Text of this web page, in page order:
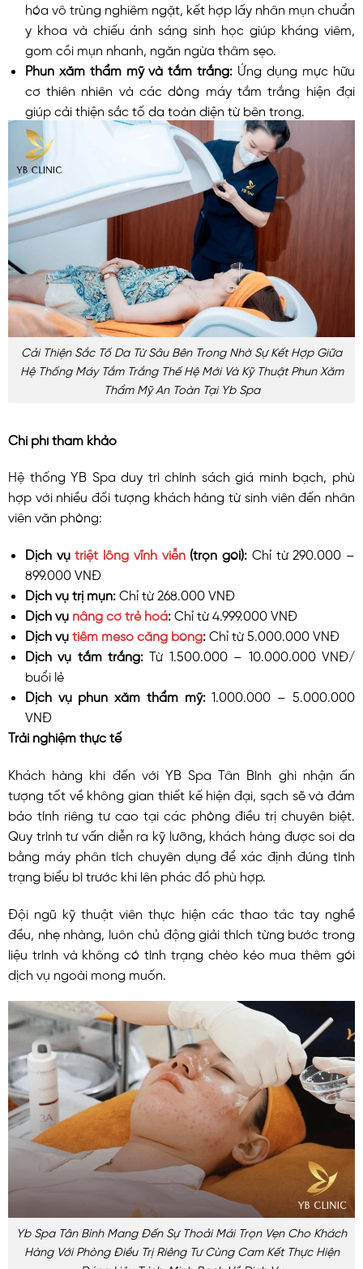
hóa vô trùng nghiêm ngặt, kết hợp lấy nhân mụn chuẩn
y khoa và chiếu ánh sáng sinh học giúp kháng viêm,
gom cồi mụn nhanh, ngăn ngừa thâm sẹo.
Phun xăm thẩm mỹ và tắm trắng: Ứng dụng mực hữu
cơ thiên nhiên và các dòng máy tắm trắng hiện đại
giúp cải thiện sắc tố da toàn diện từ bên trong.
Cải Thiện Sắc Tố Da Từ Sâu Bên Trong Nhờ Sự Kết Hợp Giữa
Hệ Thống Máy Tắm Trắng Thế Hệ Mới Và Kỹ Thuật Phun Xăm
Thẩm Mỹ An Toàn Tại Yb Spa
Chi phí tham khảo
Hệ thống YB Spa duy trì chính sách giá minh bạch, phù
hợp với nhiều đối tượng khách hàng từ sinh viên đến nhân
viên văn phòng:
Dịch vụtriệt lông vĩnh viễn(trọn gói): Chỉ từ 290.000 –
899.000 VNĐ
Dịch vụ trị mụn: Chỉ từ 268.000 VNĐ
Dịch vụ nâng cơ trẻ hoá:Chỉ từ 4.999.000 VNĐ
Dịch vụ tiêm meso căng bóng: Chỉ từ 5.000.000 VNĐ
Dịch vụ tắm trắng:Từ 1.500.000 – 10.000.000 VNĐ/
buổi lẻ
Dịch vụ phun xăm thẩm mỹ:1.000.000 – 5.000.000
VNĐ
Trải nghiệm thực tế
Khách hàng khi đến với YB Spa Tân Bình ghi nhận ấn
tượng tốt về không gian thiết kế hiện đại, sạch sẽ và đảm
bảo tính riêng tư cao tại các phòng điều trị chuyên biệt.
Quy trình tư vấn diễn ra kỹ lưỡng, khách hàng được soi da
bằng máy phân tích chuyên dụng để xác định đúng tình
trạng biểu bì trước khi lên phác đồ phù hợp.
Đội ngũ kỹ thuật viên thực hiện các thao tác tay nghề
đều, nhẹ nhàng, luôn chủ động giải thích từng bước trong
liệu trình và không có tình trạng chèo kéo mua thêm gói
dịch vụ ngoài mong muốn.
Yb Spa Tân Bình Mang Đến Sự Thoải Mái Trọn Vẹn Cho Khách
Hàng Với Phòng Điều Trị Riêng Tư Cùng Cam Kết Thực Hiện